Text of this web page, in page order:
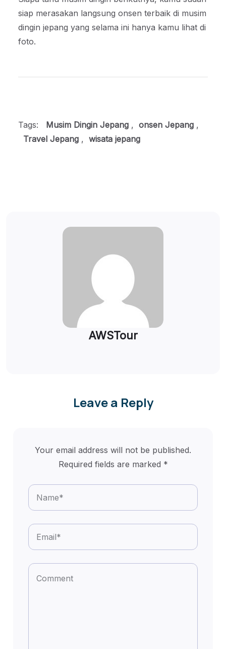
siap merasakan langsung onsen terbaik di musim
dingin jepang yang selama ini hanya kamu lihat di
foto.
Tags: Musim Dingin Jepang , onsen Jepang ,
Travel Jepang , wisata jepang
AWSTour
Leave a Reply
Your email address will not be published.
Required fields are marked *